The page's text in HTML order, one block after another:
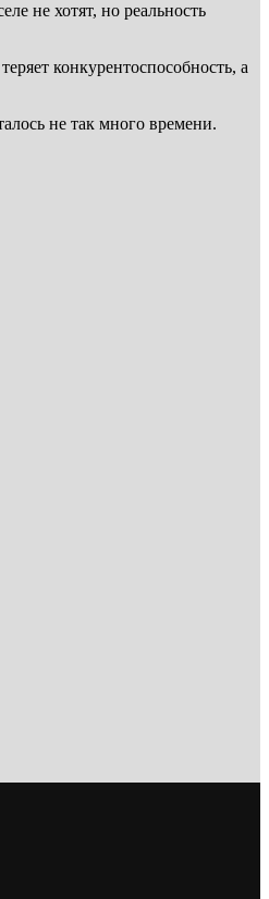
не хотят, но реальность
конкурентоспособность, а
не так много времени.